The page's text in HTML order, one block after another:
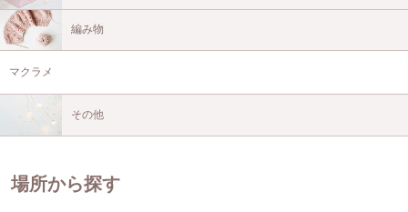
編み物
マクラメ
その他
場所から探す